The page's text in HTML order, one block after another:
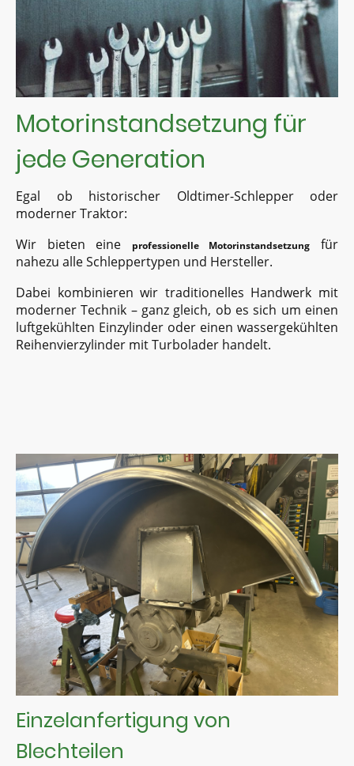
Motorinstandsetzung für
jede Generation
Egal ob historischer Oldtimer-Schlepper oder
moderner Traktor:
Wir bieten eine
professionelle Motorinstandsetzung
für
nahezu alle Schleppertypen und Hersteller.
Dabei kombinieren wir traditionelles Handwerk mit
moderner Technik – ganz gleich, ob es sich um einen
luftgekühlten Einzylinder oder einen wassergekühlten
Reihenvierzylinder mit Turbolader handelt.
Einzelanfertigung von
Blechteilen